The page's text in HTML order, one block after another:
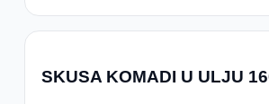
SKUSA KOMADI U ULJU